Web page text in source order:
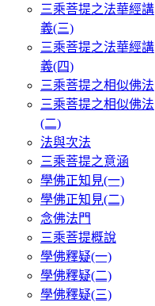
三乘菩提之法華經講
義(三)
三乘菩提之法華經講
義(四)
三乘菩提之相似佛法
三乘菩提之相似佛法
(二)
法與次法
三乘菩提之意涵
學佛正知見(一)
學佛正知見(二)
念佛法門
三乘菩提概說
學佛釋疑(一)
學佛釋疑(二)
學佛釋疑(三)